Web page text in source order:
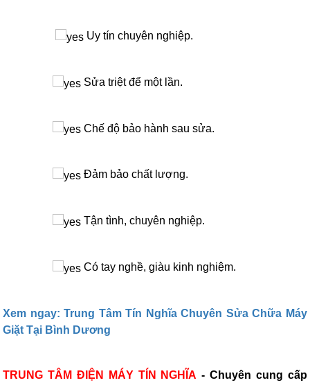
Uy tín chuyên nghiệp.
Sửa triệt để một lần.
Chế độ bảo hành sau sửa.
Đảm bảo chất lượng.
Tận tình, chuyên nghiệp.
Có tay nghề, giàu kinh nghiệm.
Xem ngay: Trung Tâm Tín Nghĩa Chuyên Sửa Chữa Máy
Giặt Tại Bình Dương
TRUNG TÂM ĐIỆN MÁY TÍN NGHĨA - Chuyên cung cấp